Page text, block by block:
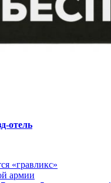
отель
«гравликс»
армии